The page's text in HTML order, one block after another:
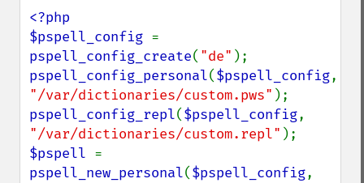
<?php
$pspell_config
pspell_config_create( "de"
pspell_config_personal($pspell_config
"/var/dictionaries/custom.pws"
pspell_config_repl($pspell_config
"/var/dictionaries/custom.repl"
$pspell
pspell_new_personal($pspell_config